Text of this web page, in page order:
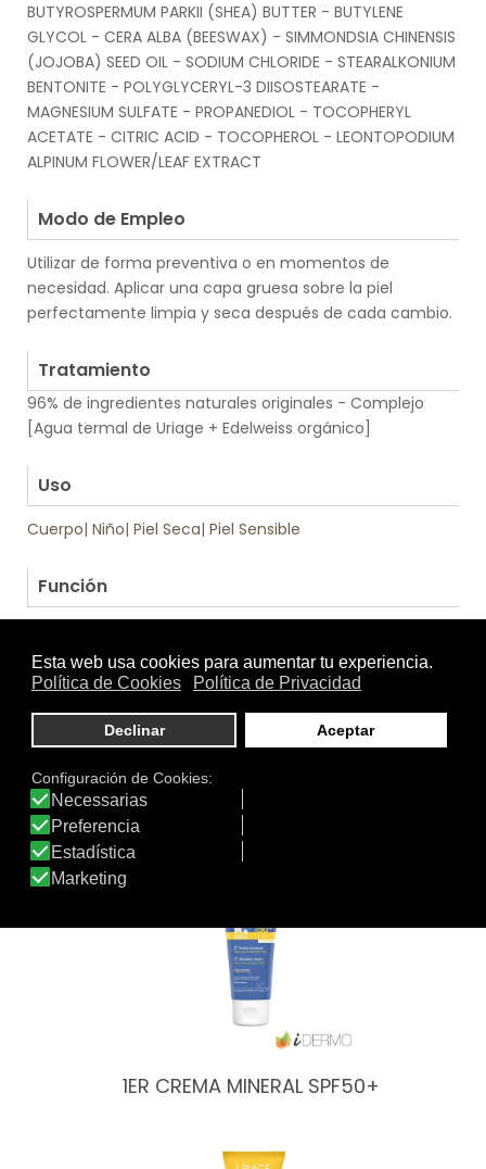
BUTYROSPERMUM PARKII (SHEA) BUTTER - BUTYLENE
GLYCOL - CERA ALBA (BEESWAX) - SIMMONDSIA CHINENSIS
(JOJOBA) SEED OIL - SODIUM CHLORIDE - STEARALKONIUM
BENTONITE - POLYGLYCERYL-3 DIISOSTEARATE -
MAGNESIUM SULFATE - PROPANEDIOL - TOCOPHERYL
ACETATE - CITRIC ACID - TOCOPHEROL - LEONTOPODIUM
ALPINUM FLOWER/LEAF EXTRACT
Modo de Empleo
Utilizar de forma preventiva o en momentos de
necesidad. Aplicar una capa gruesa sobre la piel
perfectamente limpia y seca después de cada cambio.
Tratamiento
96% de ingredientes naturales originales - Complejo
[Agua termal de Uriage + Edelweiss orgánico]
Uso
Cuerpo| Niño| Piel Seca| Piel Sensible
Función
Textura
Tratamiento
de:
Otros productos de Uriage
1ER CREMA MINERAL SPF50+